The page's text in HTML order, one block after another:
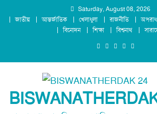
Saturday, August 08, 2026
জাতীয়
আন্তর্জাতিক খেলাধুলা রাজনীতি অপরাধ
বিনোদন
শিক্ষা বিশ্বনাথ